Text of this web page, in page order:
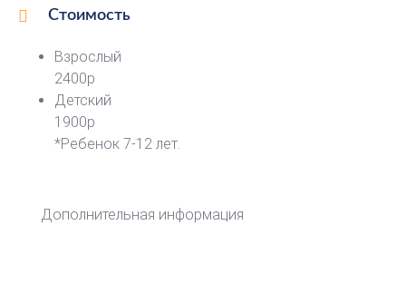
Стоимость
Взрослый
2400р
Детский
1900р
*Ребенок 7-12 лет.
Дополнительная информация